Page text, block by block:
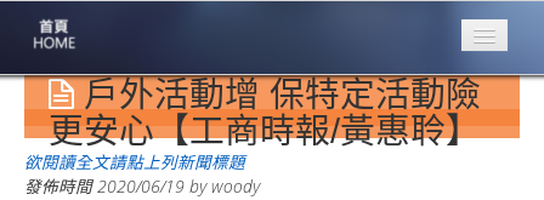
專業豐林
Professional
保險大家談
1386集
戶外活動增 保特定活動險
更安心【工商時報/黃惠聆】
欲閱讀全文請點上列新聞標題
發佈時間2020/06/19 bywoody